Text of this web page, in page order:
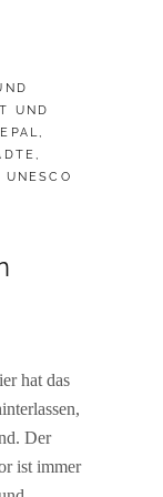
UND
,
,
UNESCO
hat das
Der
ist immer